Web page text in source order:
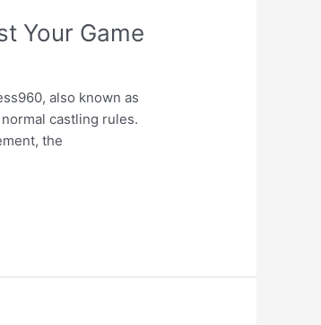
Your Game
also known as
castling rules.
the